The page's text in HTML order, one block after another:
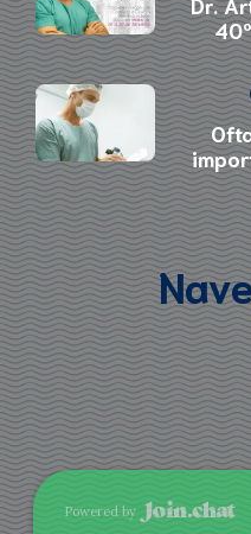
Powered by